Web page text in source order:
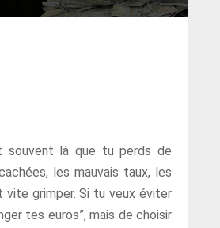
souvent là que tu perds de
les mauvais taux, les
grimper. Si tu veux éviter
tes euros”, mais de choisir